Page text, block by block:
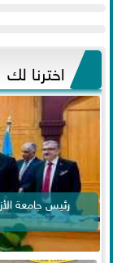
اخترنا لك
رئيس جامعة